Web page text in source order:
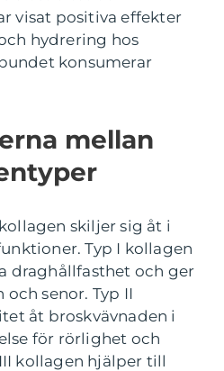
visat positiva effekter
hydrering hos
konsumerar
mellan
skiljer sig åt i
Typ I kollagen
draghållfasthet och ger
senor. Typ II
åt broskvävnaden i
för rörlighet och
kollagen hjälper till